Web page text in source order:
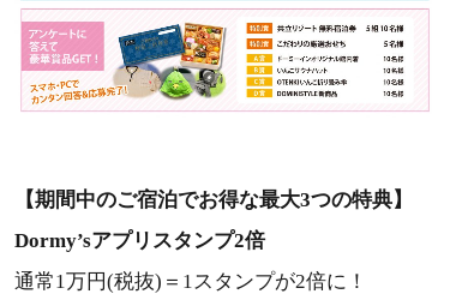
【期間中のご宿泊でお得な最大3つの特典】
Dormy’sアプリスタンプ2倍
通常1万円(税抜)＝1スタンプが2倍に！